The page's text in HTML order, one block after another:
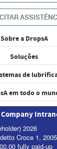
Sobre a DropsA
Soluções
de
em todo o
Company
2026
Croce 1,
fully paid-up